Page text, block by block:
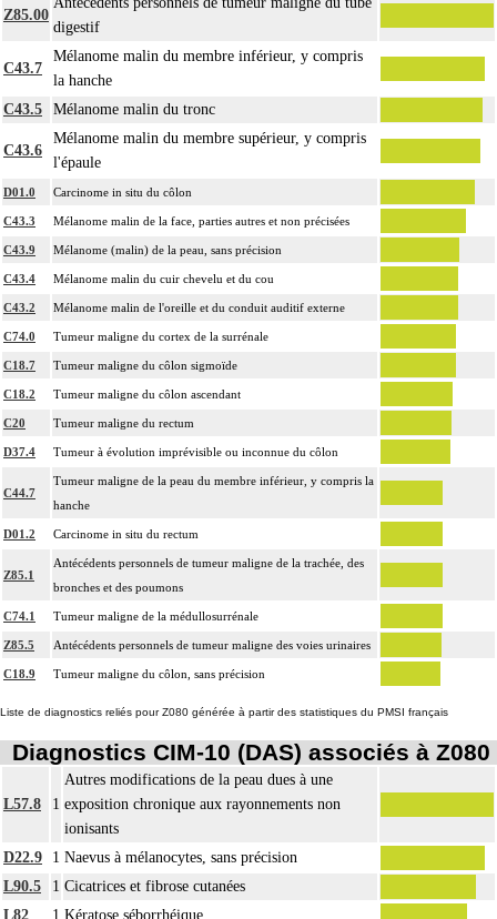
Z85.00
digestif
C43.7
Mélanome malin du membre inférieur, y compris
la hanche
C43.5
Mélanome malin du tronc
C43.6
Mélanome malin du membre supérieur, y compris
l'épaule
D01.0 Carcinome in situ du côlon
C43.3 Mélanome malin de la face, parties autres et non précisées
C43.9 Mélanome (malin) de la peau, sans précision
C43.4 Mélanome malin du cuir chevelu et du cou
C43.2 Mélanome malin de l'oreille et du conduit auditif externe
C74.0 Tumeur maligne du cortex de la surrénale
C18.7 Tumeur maligne du côlon sigmoïde
C18.2 Tumeur maligne du côlon ascendant
C20 Tumeur maligne du rectum
D37.4 Tumeur à évolution imprévisible ou inconnue du côlon
C44.7
Tumeur maligne de la peau du membre inférieur, y compris la
hanche
D01.2 Carcinome in situ du rectum
Z85.1
Antécédents personnels de tumeur maligne de la trachée, des
bronches et des poumons
C74.1 Tumeur maligne de la médullosurrénale
Z85.5 Antécédents personnels de tumeur maligne des voies urinaires
C18.9 Tumeur maligne du côlon, sans précision
Liste de diagnostics reliés pour Z080 générée à partir des statistiques du PMSI français
Diagnostics CIM-10 (DAS) associés à Z080
L57.8 1
Autres modifications de la peau dues à une
exposition chronique aux rayonnements non
ionisants
D22.9
1 Naevus à mélanocytes, sans précision
L90.5
1 Cicatrices et fibrose cutanées
L82
1 Kératose séborrhéique